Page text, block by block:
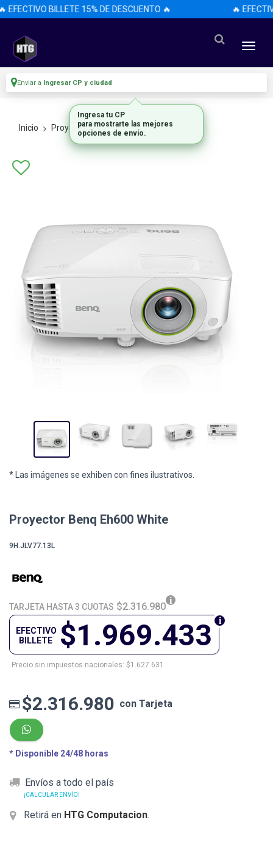
EFECTIVO BILLETE 15% DE DESCUENTO 🔥 🔥
Enviar a Ingresar CP y ciudad
Inicio Proyectores Todos Los Proyectores
* Las imágenes se exhiben con fines ilustrativos.
Proyector Benq Eh600 White
9H.JLV77.13L
TARJETA HASTA 3 CUOTAS $2.316.980
$1.969.433
EFECTIVO
BILLETE
Precio sin impuestos nacionales: $1.627.631
$2.316.980 con Tarjeta
* Disponible 24/48 horas
Envíos a todo el país
¡CALCULAR ENVÍO!
Retirá en HTG Computacion.
Ingresa tu CP
para mostrarte las mejores
opciones de envío.